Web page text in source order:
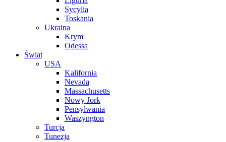
Sycylia
Toskania
Ukraina
Krym
Odessa
Świat
USA
Kalifornia
Nevada
Massachusetts
Nowy Jork
Pensylwania
Waszyngton
Turcja
Tunezja